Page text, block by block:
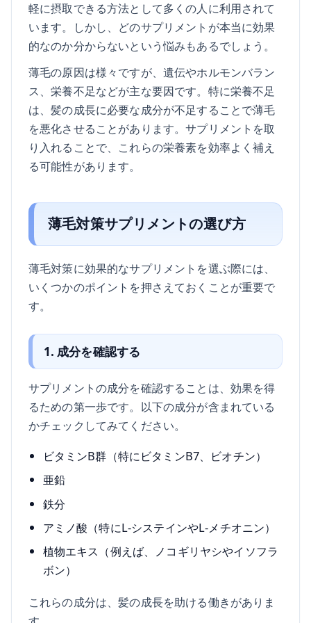
軽に摂取できる方法として多くの人に利用されて
います。しかし、どのサプリメントが本当に効果
的なのか分からないという悩みもあるでしょう。
薄毛の原因は様々ですが、遺伝やホルモンバラン
ス、栄養不足などが主な要因です。特に栄養不足
は、髪の成長に必要な成分が不足することで薄毛
を悪化させることがあります。サプリメントを取
り入れることで、これらの栄養素を効率よく補え
る可能性があります。
薄毛対策サプリメントの選び方
薄毛対策に効果的なサプリメントを選ぶ際には、
いくつかのポイントを押さえておくことが重要で
す。
1. 成分を確認する
サプリメントの成分を確認することは、効果を得
るための第一歩です。以下の成分が含まれている
かチェックしてみてください。
ビタミンB群（特にビタミンB7、ビオチン）
亜鉛
鉄分
アミノ酸（特にL-システインやL-メチオニン）
植物エキス（例えば、ノコギリヤシやイソフラ
ボン）
これらの成分は、髪の成長を助ける働きがありま